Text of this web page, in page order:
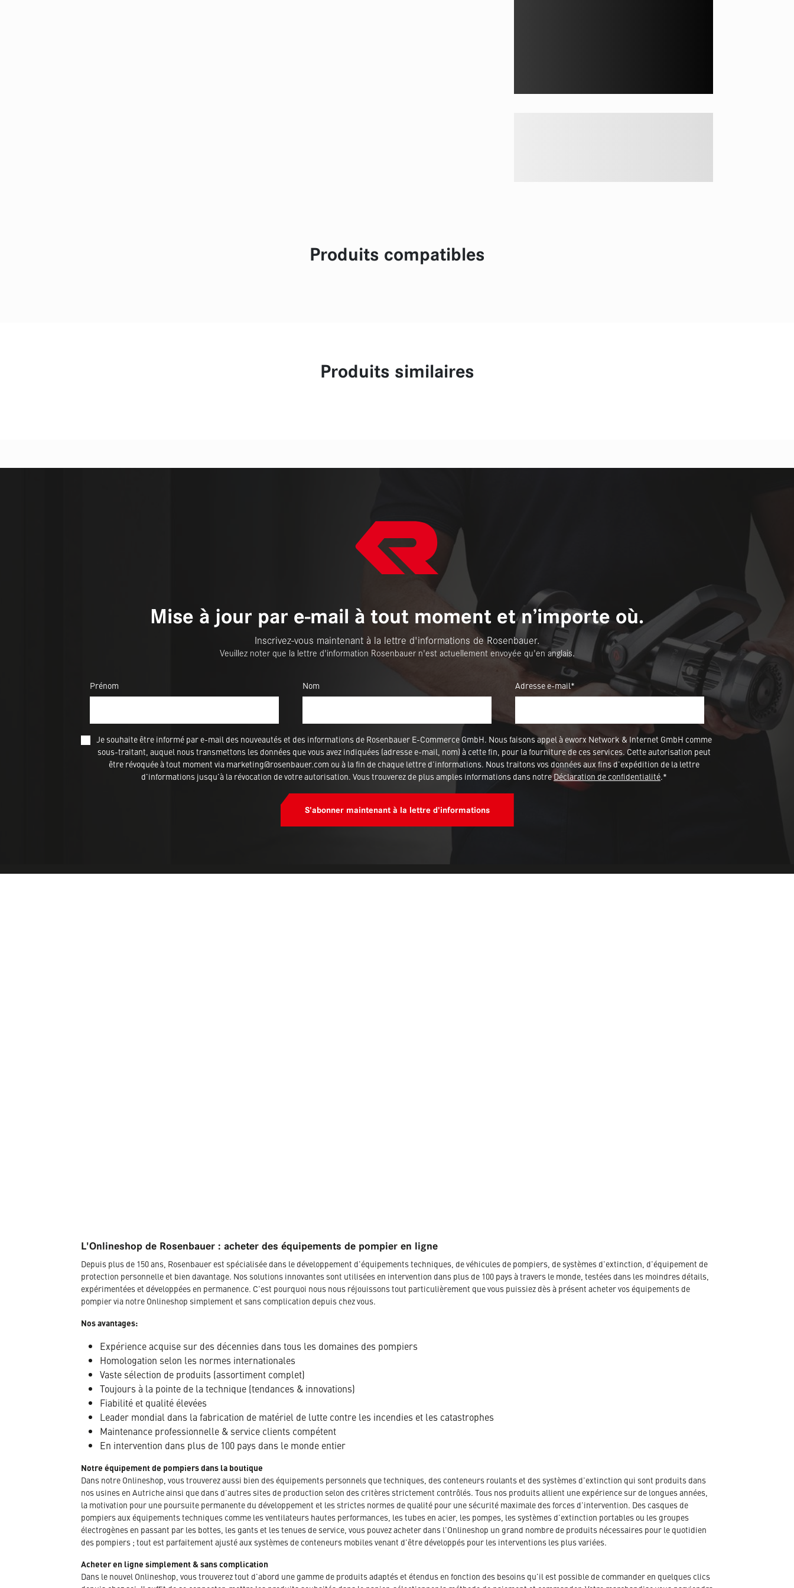
Produits compatibles
Produits similaires
Mise à jour par e-mail à tout moment et n’importe où.
Inscrivez-vous maintenant à la lettre d'informations de Rosenbauer.
Veuillez noter que la lettre d'information Rosenbauer n'est actuellement envoyée qu'en anglais.
Prénom Nom Adresse e-mail*
Je souhaite être informé par e-mail des nouveautés et des informations de Rosenbauer E-Commerce GmbH. Nous faisons appel à eworx Network & Internet GmbH comme
sous-traitant, auquel nous transmettons les données que vous avez indiquées (adresse e-mail, nom) à cette fin, pour la fourniture de ces services. Cette autorisation peut
être révoquée à tout moment via marketing@rosenbauer.com ou à la fin de chaque lettre d'informations. Nous traitons vos données aux fins d'expédition de la lettre
d'informations jusqu'à la révocation de votre autorisation. Vous trouverez de plus amples informations dans notreDéclaration de confidentialité.*
S'abonner maintenant à la lettre d'informations
L'Onlineshop de Rosenbauer : acheter des équipements de pompier en ligne
Depuis plus de 150 ans, Rosenbauer est spécialisée dans le développement d'équipements techniques, de véhicules de pompiers, de systèmes d'extinction, d'équipement de
protection personnelle et bien davantage. Nos solutions innovantes sont utilisées en intervention dans plus de 100 pays à travers le monde, testées dans les moindres détails,
expérimentées et développées en permanence. C'est pourquoi nous nous réjouissons tout particulièrement que vous puissiez dès à présent acheter vos équipements de
pompier via notre Onlineshop simplement et sans complication depuis chez vous.
Nos avantages:
Expérience acquise sur des décennies dans tous les domaines des pompiers
Homologation selon les normes internationales
Vaste sélection de produits (assortiment complet)
Toujours à la pointe de la technique (tendances & innovations)
Fiabilité et qualité élevées
Leader mondial dans la fabrication de matériel de lutte contre les incendies et les catastrophes
Maintenance professionnelle & service clients compétent
En intervention dans plus de 100 pays dans le monde entier
Notre équipement de pompiers dans la boutique
Dans notre Onlineshop, vous trouverez aussi bien des équipements personnels que techniques, des conteneurs roulants et des systèmes d'extinction qui sont produits dans
nos usines en Autriche ainsi que dans d'autres sites de production selon des critères strictement contrôlés. Tous nos produits allient une expérience sur de longues années,
la motivation pour une poursuite permanente du développement et les strictes normes de qualité pour une sécurité maximale des forces d'intervention. Des casques de
pompiers aux équipements techniques comme les ventilateurs hautes performances, les tubes en acier, les pompes, les systèmes d'extinction portables ou les groupes
électrogènes en passant par les bottes, les gants et les tenues de service, vous pouvez acheter dans l'Onlineshop un grand nombre de produits nécessaires pour le quotidien
des pompiers ; tout est parfaitement ajusté aux systèmes de conteneurs mobiles venant d'être développés pour les interventions les plus variées.
Acheter en ligne simplement & sans complication
Dans le nouvel Onlineshop, vous trouverez tout d'abord une gamme de produits adaptés et étendus en fonction des besoins qu'il est possible de commander en quelques clics